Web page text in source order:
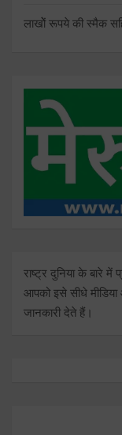
लाखोें रूपये की स्मैक
राष्ट्र दुनिया के बारे में
आपको इसे सीधे
जानकारी देते हैं।